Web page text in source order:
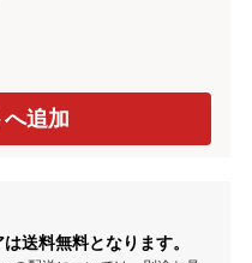
送料無料となります。